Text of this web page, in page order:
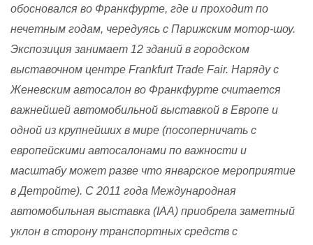
обосновался во Франкфурте, где и проходит по
нечетным годам, чередуясь с Парижским мотор-шоу.
Экспозиция занимает 12 зданий в городском
выставочном центре Frankfurt Trade Fair. Наряду с
Женевским автосалон во Франкфурте считается
важнейшей автомобильной выставкой в Европе и
одной из крупнейших в мире (посоперничать с
европейскими автосалонами по важности и
масштабу может разве что январское мероприятие
в Детройте). C 2011 года Международная
автомобильная выставка (IAA) приобрела заметный
уклон в сторону транспортных средств с